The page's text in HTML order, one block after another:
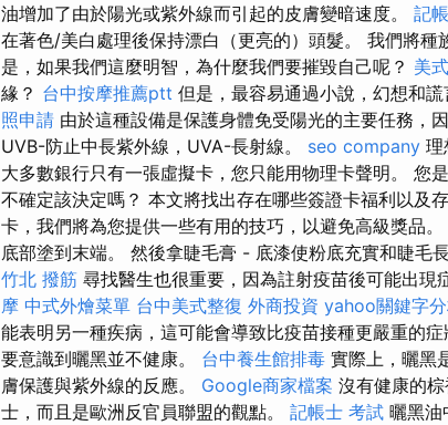
油增加了由於陽光或紫外線而引起的皮膚變暗速度。 記
在著色/美白處理後保持漂白（更亮的）頭髮。 我們將種
是，如果我們這麼明智，為什麼我們要摧毀自己呢？ 美
緣？ 台中按摩推薦ptt 但是，最容易通過小說，幻想和
照申請 由於這種設備是保護身體免受陽光的主要任務，
UVB-防止中長紫外線，UVA-長射線。 seo company 理
大多數銀行只有一張虛擬卡，您只能用物理卡聲明。 您
不確定該決定嗎？ 本文將找出存在哪些簽證卡福利以及
卡，我們將為您提供一些有用的技巧，以避免高級獎品
底部塗到末端。 然後拿睫毛膏 - 底漆使粉底充實和睫毛
竹北 撥筋 尋找醫生也很重要，因為註射疫苗後可能出現
摩 中式外燴菜單 台中美式整復 外商投資 yahoo關鍵字
能表明另一種疾病，這可能會導致比疫苗接種更嚴重的
要意識到曬黑並不健康。 台中養生館排毒 實際上，曬黑
膚保護與紫外線的反應。 Google商家檔案 沒有健康的
士，而且是歐洲反官員聯盟的觀點。 記帳士 考試 曬黑油